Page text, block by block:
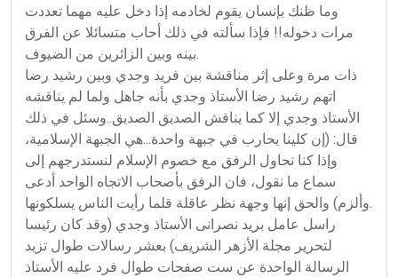
وما ظنك بإنسان يقوم لخادمه إذا دخل عليه مهما تعددت
مرات دخوله!! فإذا سألته في ذلك أحاب متسائلا عن الفرق
بينه وبين الزائرين من الضيوف.
ذات مرة وعلى إثر مناقشة بين فريد وجدي وبين رشيد رضا
اتهم رشيد رضا الأستاذ وجدي بأنه جاهل ولما لم يناقشه
الأستاذ وجدي إلا كما يناقش الصديق الصديق..وسئل في ذلك
قال: (إن كلينا يحارب في جبهة واحدة...هي الجبهة الإسلامية،
وإذا كنا نحاول الرفق مع خصوم الإسلام لنستدرجهم إلى
سماع ما نقول، فان الرفق بأصحاب الاتجاه الواحد أدعى
وألزم) والحق إنها وجهة نظر عاقلة قلما رأيت الناس يسلكونها.
راسل عامل بريد نصرانى الأستاذ وجدي (وقد كان رئيسا
لتحرير مجلة الأزهر الشريف) بعشر رسالات طوال تزيد
الرسالة الواحدة عن ست صفحات طوال فرد عليه الأستاذ